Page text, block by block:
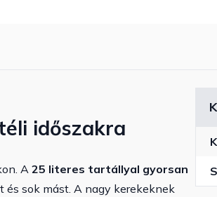
időszakra
A 25 literes tartállyal gyorsan
és sok mást. A nagy kerekeknek